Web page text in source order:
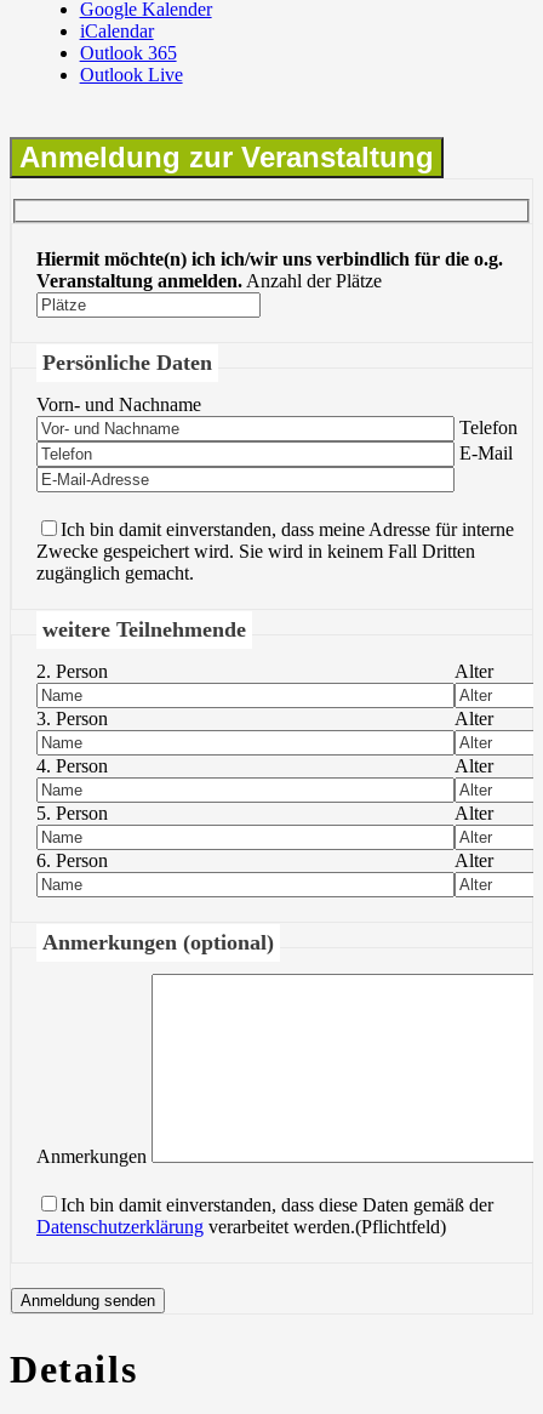
Google Kalender
iCalendar
Outlook 365
Outlook Live
Anmeldung zur Veranstaltung
Hiermit möchte(n) ich ich/wir uns verbindlich für die o.g.
Veranstaltung anmelden. Anzahl der Plätze
Persönliche Daten
Vorn- und Nachname
Bitte lasse
Telefon
Bitte lasse
E-Mail
Ich bin damit einverstanden, dass meine Adresse für interne
Zwecke gespeichert wird. Sie wird in keinem Fall Dritten
zugänglich gemacht.
weitere Teilnehmende
2. Person Alter
3. Person Alter
4. Person Alter
5. Person Alter
6. Person Alter
Anmerkungen (optional)
Anmerkungen
Ich bin damit einverstanden, dass diese Daten gemäß der
Datenschutzerklärung verarbeitet werden.(Pflichtfeld)
Details